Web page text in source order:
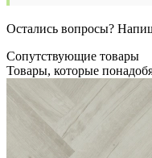
Остались вопросы?
Сопутствующие товары
Товары, которые